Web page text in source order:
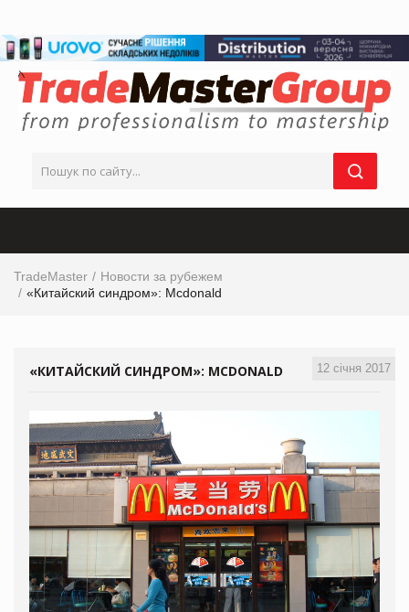
TradeMaster
Новости за рубежем
«Китайский синдром»: Mcdonald
12 січня 2017
«КИТАЙСКИЙ СИНДРОМ»: MCDONALD